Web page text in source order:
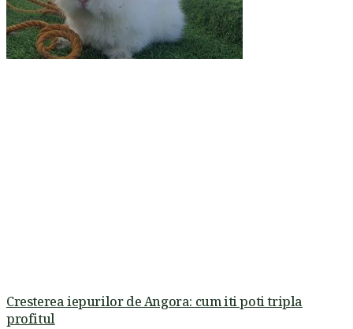
Cresterea iepurilor de Angora: cum iti poti tripla
profitul